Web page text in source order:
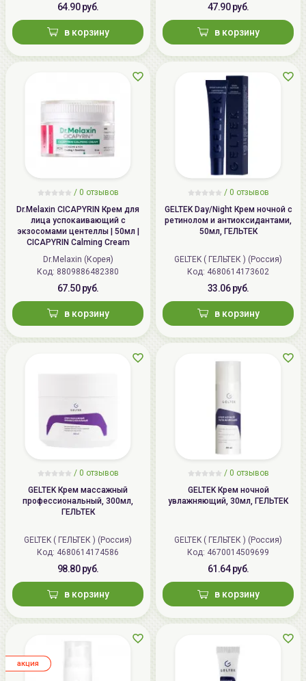
64.90 руб.
в корзину
47.90 руб.
в корзину
/ 0 отзывов
Dr.Melaxin CICAPYRIN Крем для
лица успокаивающий с
экзосомами центеллы | 50мл |
CICAPYRIN Calming Cream
Dr.Melaxin (Корея)
Код: 8809886482380
67.50 руб.
в корзину
/ 0 отзывов
GELTEK Day/Night Крем ночной с
ретинолом и антиоксидантами,
50мл, ГЕЛЬТЕК
GELTEK ( ГЕЛЬТЕК ) (Россия)
Код: 4680614173602
33.06 руб.
в корзину
/ 0 отзывов
GELTEK Крем массажный
профессиональный, 300мл,
ГЕЛЬТЕК
GELTEK ( ГЕЛЬТЕК ) (Россия)
Код: 4680614174586
98.80 руб.
в корзину
/ 0 отзывов
GELTEK Крем ночной
увлажняющий, 30мл, ГЕЛЬТЕК
GELTEK ( ГЕЛЬТЕК ) (Россия)
Код: 4670014509699
61.64 руб.
в корзину
aкция